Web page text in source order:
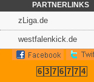
PARTNERLINKS
zLiga.de
westfalenkick.de
6 3 7 6 7 7 4